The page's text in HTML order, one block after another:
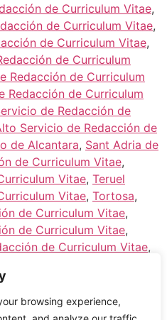
browsing experience,
de Curriculum Vitae,
de Curriculum Vitae,
de Curriculum Vitae,
de Curriculum
Redacción de Curriculum
Redacción de Curriculum
de Redacción de
Servicio de Redacción de
de Alcantara, Sant Adria de
de Curriculum Vitae,
Vitae, Teruel
Vitae, Tortosa,
de Curriculum Vitae,
de Curriculum Vitae,
de Curriculum Vitae,